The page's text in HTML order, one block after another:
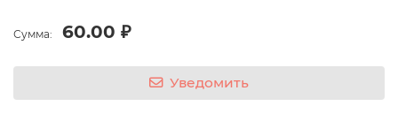
Сумма: 60.00 ₽
Уведомить